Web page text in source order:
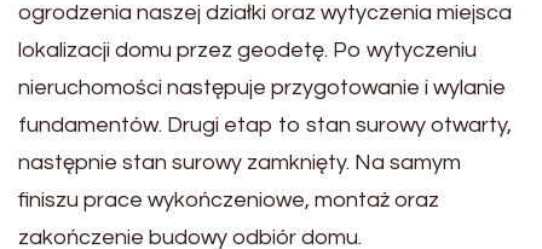
ogrodzenia naszej działki oraz wytyczenia miejsca
lokalizacji domu przez geodetę. Po wytyczeniu
nieruchomości następuje przygotowanie i wylanie
fundamentów. Drugi etap to stan surowy otwarty,
następnie stan surowy zamknięty. Na samym
finiszu prace wykończeniowe, montaż oraz
zakończenie budowy odbiór domu.